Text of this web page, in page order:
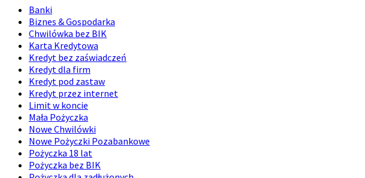
Banki
Biznes & Gospodarka
Chwilówka bez BIK
Karta Kredytowa
Kredyt bez zaświadczeń
Kredyt dla firm
Kredyt pod zastaw
Kredyt przez internet
Limit w koncie
Mała Pożyczka
Nowe Chwilówki
Nowe Pożyczki Pozabankowe
Pożyczka 18 lat
Pożyczka bez BIK